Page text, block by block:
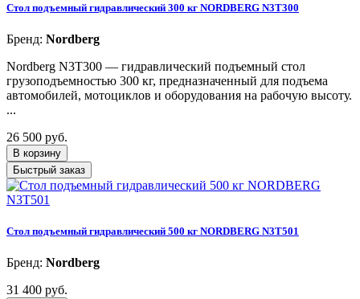
Стол подъемный гидравлический 300 кг NORDBERG N3T300
Бренд: Nordberg
Nordberg N3T300 — гидравлический подъемный стол
грузоподъемностью 300 кг, предназначенный для подъема
автомобилей, мотоциклов и оборудования на рабочую высоту.
...
26 500 руб.
В корзину
Быстрый заказ
Стол подъемный гидравлический 500 кг NORDBERG N3T501
Бренд: Nordberg
31 400 руб.